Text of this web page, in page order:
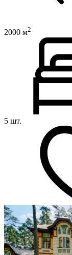
2000 м2
5 шт.